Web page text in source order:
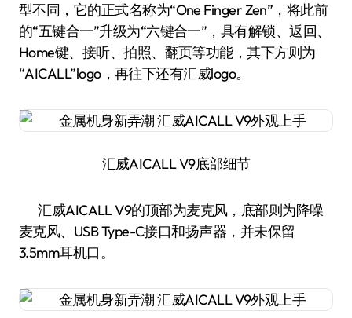
型不同，它的正式名称为“One Finger Zen”，将此前
的“五键合一”升级为“六键合一”，具有解锁、返回、
Home键、接听、拍照、翻页等功能，其下方则为
“AICALL”logo，再往下还有汇威logo。
汇威AICALL V9底部细节
汇威AICALL V9的顶部为麦克风，底部则为降噪
麦克风、USB Type-C接口和扬声器，并未保留
3.5mm耳机口。